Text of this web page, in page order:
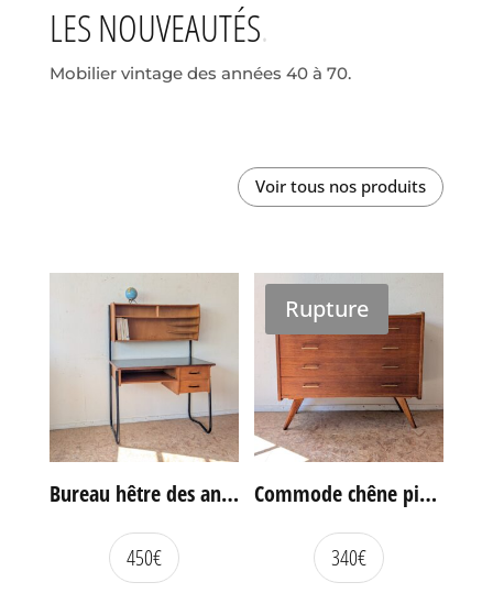
LES NOUVEAUTÉS
Mobilier vintage des années 40 à 70.
Voir tous nos produits
Bureau hêtre des années 60
450€
Rupture
Commode chêne pieds compas vintage
340€